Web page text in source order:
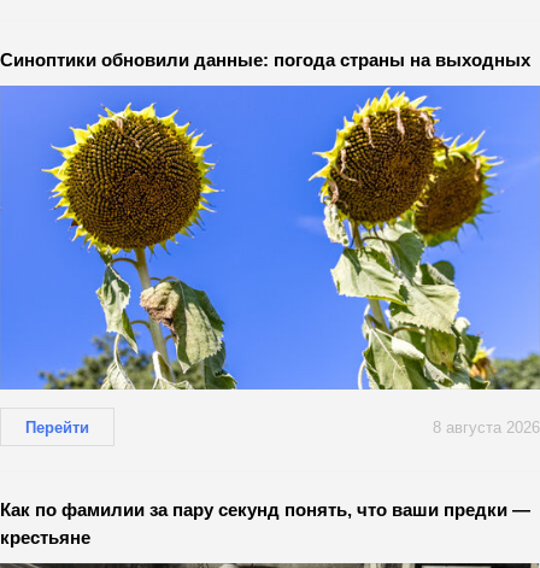
Синоптики обновили данные: погода страны на выходных
Перейти 8 августа 2026
Как по фамилии за пару секунд понять, что ваши предки —
крестьяне